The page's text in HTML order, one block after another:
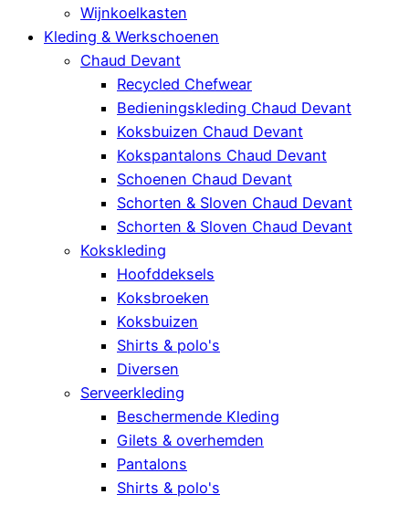
Wijnkoelkasten
Kleding & Werkschoenen
Chaud Devant
Recycled Chefwear
Bedieningskleding Chaud Devant
Koksbuizen Chaud Devant
Kokspantalons Chaud Devant
Schoenen Chaud Devant
Schorten & Sloven Chaud Devant
Schorten & Sloven Chaud Devant
Kokskleding
Hoofddeksels
Koksbroeken
Koksbuizen
Shirts & polo's
Diversen
Serveerkleding
Beschermende Kleding
Gilets & overhemden
Pantalons
Shirts & polo's